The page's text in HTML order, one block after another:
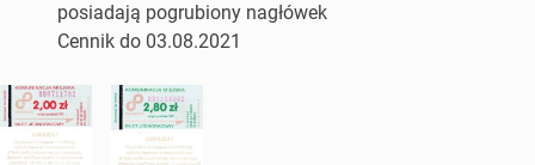
posiadają pogrubiony nagłówek
Cennik do 03.08.2021